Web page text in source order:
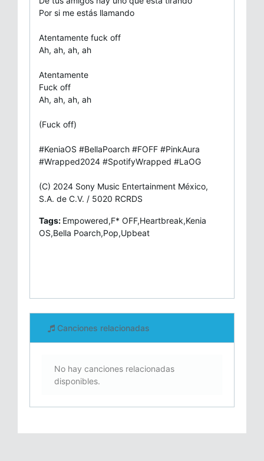
Por si me estás llamando
Atentamente fuck off
Ah, ah, ah, ah
Atentamente
Fuck off
Ah, ah, ah, ah
(Fuck off)
#KeniaOS #BellaPoarch #FOFF #PinkAura
#Wrapped2024 #SpotifyWrapped #LaOG
(C) 2024 Sony Music Entertainment México,
S.A. de C.V. / 5020 RCRDS
Tags: Empowered,F* OFF,Heartbreak,Kenia
OS,Bella Poarch,Pop,Upbeat
Canciones relacionadas
No hay canciones relacionadas
disponibles.